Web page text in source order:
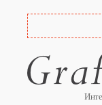
Лошади (695)
Медицина (269)
Мода и костюм (1518)
Монстры и
Мореплавание (571)
Музеи, галереи,